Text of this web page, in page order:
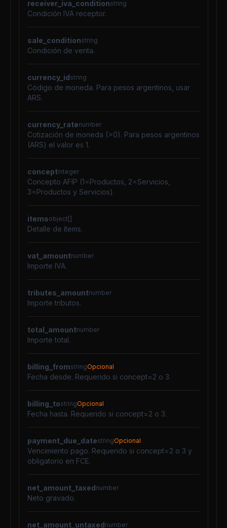
receiver_iva_conditionstring
Condición IVA receptor.
sale_conditionstring
Condición de venta.
currency_idstring
Código de moneda. Para pesos argentinos, usar
ARS.
currency_ratenumber
Cotización de moneda (>0). Para pesos argentinos
(ARS) el valor es 1.
conceptinteger
Concepto AFIP (1=Productos, 2=Servicios,
3=Productos y Servicios).
itemsobject[]
Detalle de ítems.
vat_amountnumber
Importe IVA.
tributes_amountnumber
Importe tributos.
total_amountnumber
Importe total.
billing_fromstringOpcional
Fecha desde. Requerido si concept=2 o 3.
billing_tostringOpcional
Fecha hasta. Requerido si concept=2 o 3.
payment_due_datestringOpcional
Vencimiento pago. Requerido si concept=2 o 3 y
obligatorio en FCE.
net_amount_taxednumber
Neto gravado.
net_amount_untaxednumber